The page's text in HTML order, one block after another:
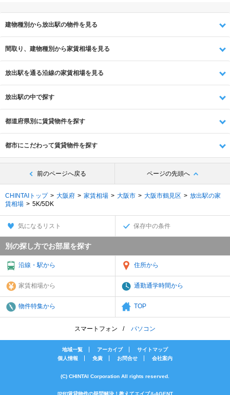
建物種別から放出駅の物件を見る
間取り、建物種別から家賃相場を見る
放出駅を通る沿線の家賃相場を見る
放出駅の中で探す
都道府県別に賃貸物件を探す
都市にこだわって賃貸物件を探す
前のページへ戻る ページの先頭へ
CHINTAIトップ 大阪府 家賃相場 大阪市 大阪市鶴見区
放出駅の家
賃相場
5K/5DK
気になるリスト 保存中の条件
別の探し方でお部屋を探す
沿線・駅から 住所から
家賃相場から 通勤通学時間から
物件特集から TOP
スマートフォン パソコン
地域一覧 アーカイブ
サイトマップ
個人情報
免責 お問合せ 会社案内
(C) CHINTAI Corporation All rights reserved.
[PR]賃貸物件の疑問解決！教えてエイブルAGENT